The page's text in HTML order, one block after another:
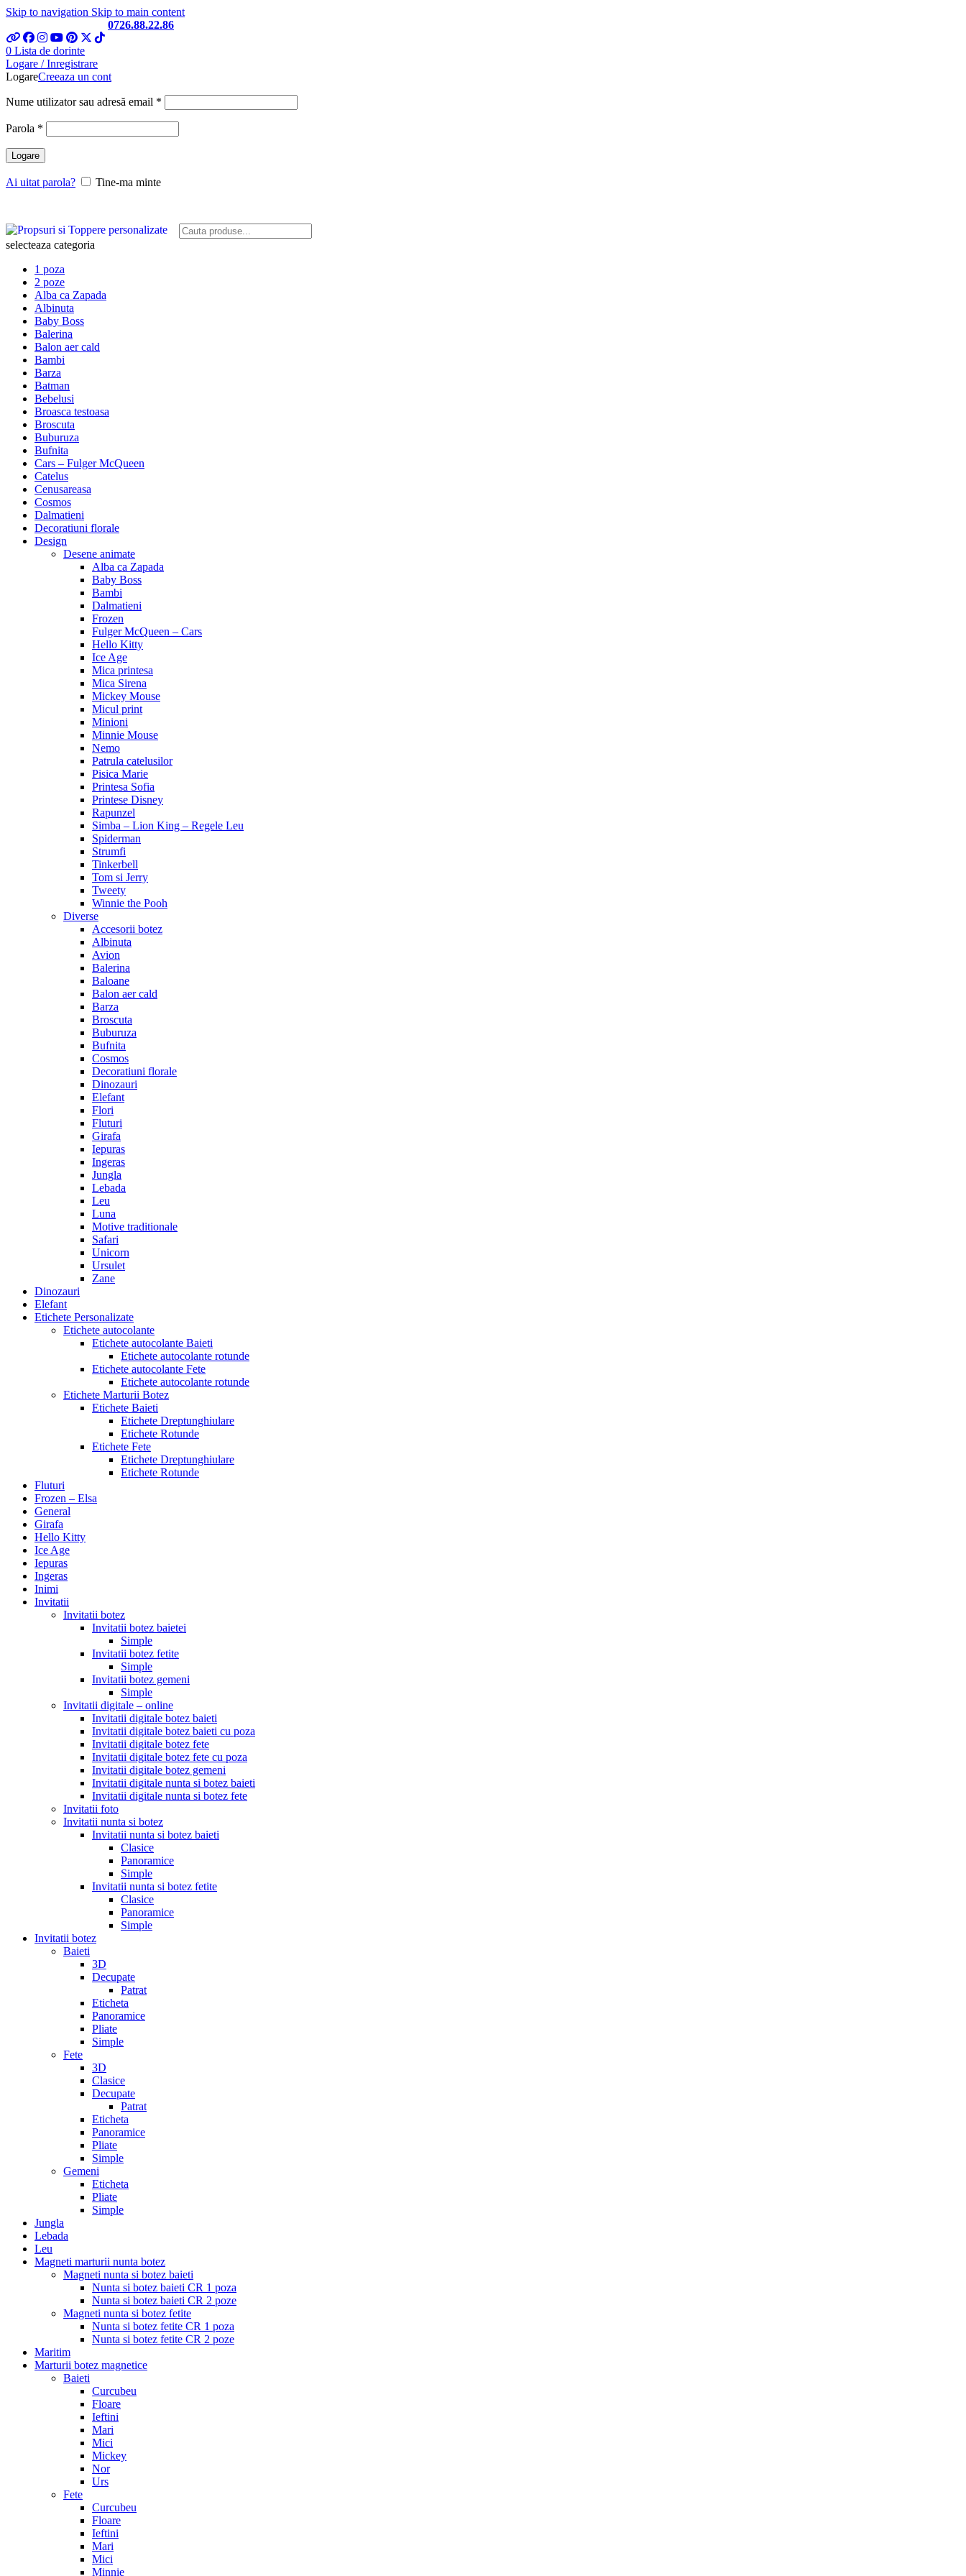
Skip to navigation Skip to main content
0726.88.22.86
0 Lista de dorinte
Logare / Inregistrare
LogareCreeaza un cont
Nume utilizator sau adresă email *
Parola *
Logare
Ai uitat parola? Tine-ma minte
selecteaza categoria
1 poza
2 poze
Alba ca Zapada
Albinuta
Baby Boss
Balerina
Balon aer cald
Bambi
Barza
Batman
Bebelusi
Broasca testoasa
Broscuta
Buburuza
Bufnita
Cars – Fulger McQueen
Catelus
Cenusareasa
Cosmos
Dalmatieni
Decoratiuni florale
Design
Desene animate
Alba ca Zapada
Baby Boss
Bambi
Dalmatieni
Frozen
Fulger McQueen – Cars
Hello Kitty
Ice Age
Mica printesa
Mica Sirena
Mickey Mouse
Micul print
Minioni
Minnie Mouse
Nemo
Patrula catelusilor
Pisica Marie
Printesa Sofia
Printese Disney
Rapunzel
Simba – Lion King – Regele Leu
Spiderman
Strumfi
Tinkerbell
Tom si Jerry
Tweety
Winnie the Pooh
Diverse
Accesorii botez
Albinuta
Avion
Balerina
Baloane
Balon aer cald
Barza
Broscuta
Buburuza
Bufnita
Cosmos
Decoratiuni florale
Dinozauri
Elefant
Flori
Fluturi
Girafa
Iepuras
Ingeras
Jungla
Lebada
Leu
Luna
Motive traditionale
Safari
Unicorn
Ursulet
Zane
Dinozauri
Elefant
Etichete Personalizate
Etichete autocolante
Etichete autocolante Baieti
Etichete autocolante rotunde
Etichete autocolante Fete
Etichete autocolante rotunde
Etichete Marturii Botez
Etichete Baieti
Etichete Dreptunghiulare
Etichete Rotunde
Etichete Fete
Etichete Dreptunghiulare
Etichete Rotunde
Fluturi
Frozen – Elsa
General
Girafa
Hello Kitty
Ice Age
Iepuras
Ingeras
Inimi
Invitatii
Invitatii botez
Invitatii botez baietei
Simple
Invitatii botez fetite
Simple
Invitatii botez gemeni
Simple
Invitatii digitale – online
Invitatii digitale botez baieti
Invitatii digitale botez baieti cu poza
Invitatii digitale botez fete
Invitatii digitale botez fete cu poza
Invitatii digitale botez gemeni
Invitatii digitale nunta si botez baieti
Invitatii digitale nunta si botez fete
Invitatii foto
Invitatii nunta si botez
Invitatii nunta si botez baieti
Clasice
Panoramice
Simple
Invitatii nunta si botez fetite
Clasice
Panoramice
Simple
Invitatii botez
Baieti
3D
Decupate
Patrat
Eticheta
Panoramice
Pliate
Simple
Fete
3D
Clasice
Decupate
Patrat
Eticheta
Panoramice
Pliate
Simple
Gemeni
Eticheta
Pliate
Simple
Jungla
Lebada
Leu
Magneti marturii nunta botez
Magneti nunta si botez baieti
Nunta si botez baieti CR 1 poza
Nunta si botez baieti CR 2 poze
Magneti nunta si botez fetite
Nunta si botez fetite CR 1 poza
Nunta si botez fetite CR 2 poze
Maritim
Marturii botez magnetice
Baieti
Curcubeu
Floare
Ieftini
Mari
Mici
Mickey
Nor
Urs
Fete
Curcubeu
Floare
Ieftini
Mari
Mici
Minnie